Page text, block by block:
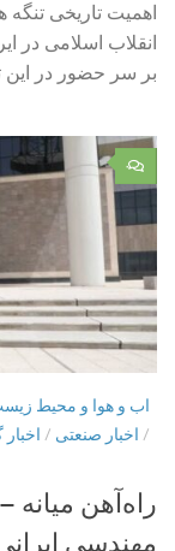
اهمیت تاریخی
انقلاب اسلامی در
بر سر حضور در این
۰
اب و هوا و محیط
/ اخبار صنعتی /
راه‌آهن
مهندسی